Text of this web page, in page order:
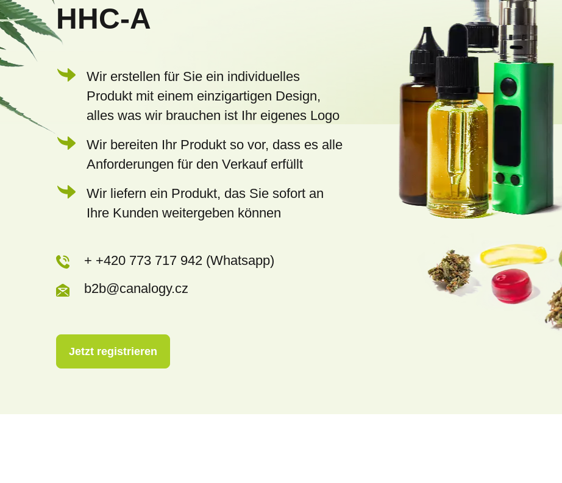
e
r
L
i
s
e
i
l
HHC-A
Wir erstellen für Sie ein individuelles
Produkt mit einem einzigartigen Design,
alles was wir brauchen ist Ihr eigenes Logo
Wir bereiten Ihr Produkt so vor, dass es alle
Anforderungen für den Verkauf erfüllt
Wir liefern ein Produkt, das Sie sofort an
Ihre Kunden weitergeben können
+ +420 773 717 942 (Whatsapp)
b2b@canalogy.cz
Jetzt registrieren